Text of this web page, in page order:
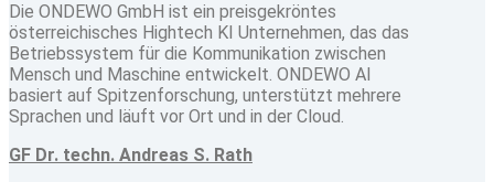
Die ONDEWO GmbH ist ein preisgekröntes
österreichisches Hightech KI Unternehmen, das das
Betriebssystem für die Kommunikation zwischen
Mensch und Maschine entwickelt. ONDEWO AI
basiert auf Spitzenforschung, unterstützt mehrere
Sprachen und läuft vor Ort und in der Cloud.
GF Dr. techn. Andreas S. Rath